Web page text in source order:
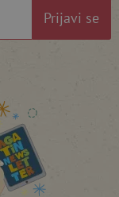
Prijavi se